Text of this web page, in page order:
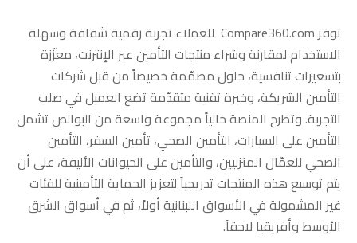
توفر Compare360.com للعملاء تجربة رقمية شفافة وسهلة
الاستخدام لمقارنة وشراء منتجات التأمين عبر الإنترنت، معزّزة
بتسعيرات تنافسية، حلول مصمّمة خصيصاً من قبل شركات
التأمين الشريكة، وخبرة تقنية متقدّمة تضع العميل في صلب
التجربة. وتطرح المنصة حالياً مجموعة واسعة من البوالص تشمل
التأمين على السيارات، التأمين الصحي، تأمين السفر، التأمين
الصحي للعمّال المنزليين، والتأمين على الحيوانات الأليفة، على أن
يتم توسيع هذه المنتجات تدريجياً لتعزيز الحماية التأمينية للفئات
غير المشمولة في الأسواق اللبنانية أولاً، ثم في أسواق الشرق
الأوسط وأفريقيا لاحقاً.